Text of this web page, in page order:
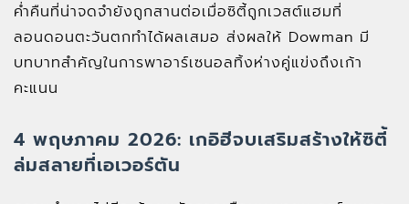
ค่ำคืนที่น่าจดจำยังถูกสานต่อเมื่อซิตี้ถูกเวสต์แฮมที่
ลอนดอนตะวันตกทำได้ผลเสมอ ส่งผลให้ Dowman มี
บทบาทสำคัญในการพาอาร์เซนอลทิ้งห่างคู่แข่งถึงเก้า
คะแนน
4 พฤษภาคม 2026: เกอิฮีจบเสริมสร้างให้ซิตี้
ล่มสลายที่เอเวอร์ตัน